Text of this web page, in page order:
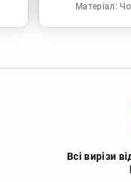
Матеріал:
Всі вирізи